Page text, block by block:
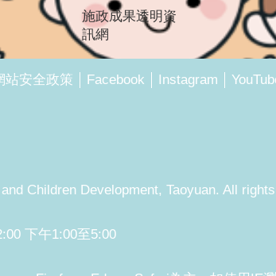
施政成果透明資
訊網
站安全政策 Facebook Instagram
Children Development, Taoyuan. All
下午1:00至5:00